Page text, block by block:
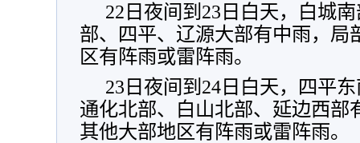
22日夜间到23日白天，白城
部、四平、辽源大部有中雨，局
区有阵雨或雷阵雨。
23日夜间到24日白天，四平
通化北部、白山北部、延边西部
其他大部地区有阵雨或雷阵雨。